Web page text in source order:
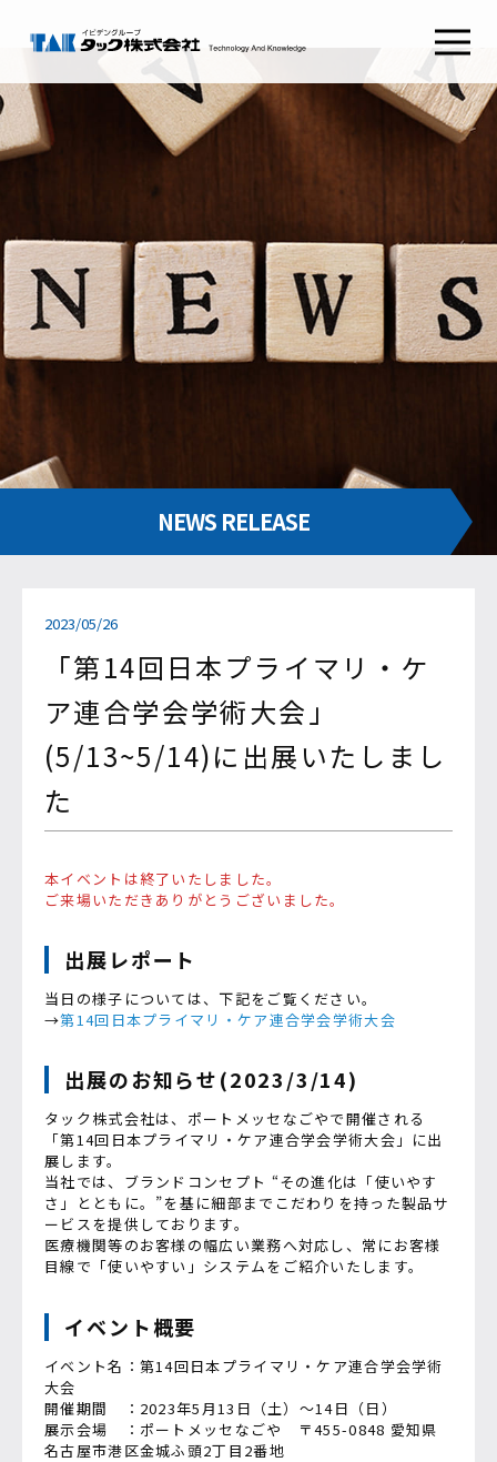
タックSecurePlatform
ABOUT TAK
わたしたちの想い
経営理念
沿革
CSRとSDGs
イビデンウェイ
グループ会社
お役立ち情報
採用情報
RECRUIT
お問い合わせ
NEWS RELEASE
2023/05/26
「第14回日本プライマリ・ケ
ア連合学会学術大会」
(5/13~5/14)に出展いたしまし
た
本イベントは終了いたしました。
ご来場いただきありがとうございました。
出展レポート
当日の様子については、下記をご覧ください。
→第14回日本プライマリ・ケア連合学会学術大会
出展のお知らせ(2023/3/14)
タック株式会社は、ポートメッセなごやで開催される
「第14回日本プライマリ・ケア連合学会学術大会」に出
展します。
当社では、ブランドコンセプト “その進化は「使いやす
さ」とともに。”を基に細部までこだわりを持った製品サ
ービスを提供しております。
医療機関等のお客様の幅広い業務へ対応し、常にお客様
目線で「使いやすい」システムをご紹介いたします。
イベント概要
イベント名：第14回日本プライマリ・ケア連合学会学術
大会
開催期間 ：2023年5月13日（土）～14日（日）
展示会場 ：ポートメッセなごや 〒455-0848 愛知県
名古屋市港区金城ふ頭2丁目2番地